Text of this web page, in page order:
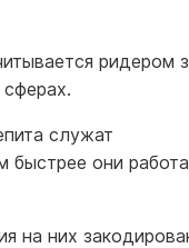
ридером
служат
быстрее они
на них